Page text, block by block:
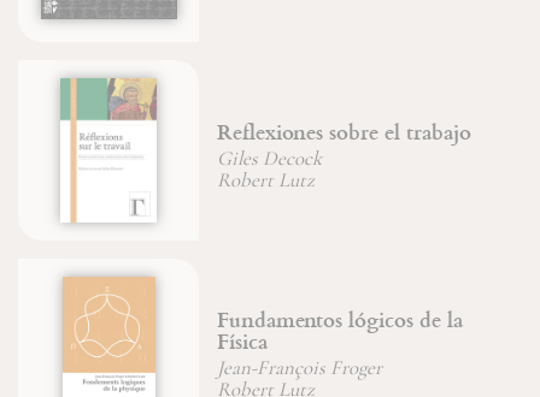
sobre el trabajo
lógicos de la
François Froger
La